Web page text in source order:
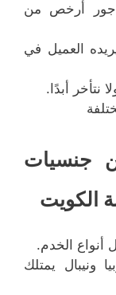
أجور أرخص من
العميل في
نتأخر أبدًا.
جنسيات
الكويت
الخدم.
ونيبال يمتلك